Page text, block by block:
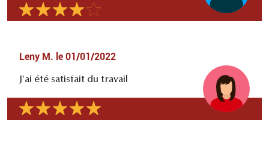
Leny M. le 01/01/2022
J'ai été satisfait du travail